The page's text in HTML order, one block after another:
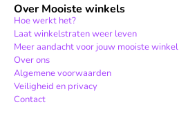
Over Mooiste winkels
Hoe werkt het?
Laat winkelstraten weer leven
Meer aandacht voor jouw mooiste winkel
Over ons
Algemene voorwaarden
Veiligheid en privacy
Contact